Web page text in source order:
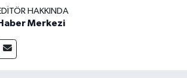
HAKKINDA
Merkezi